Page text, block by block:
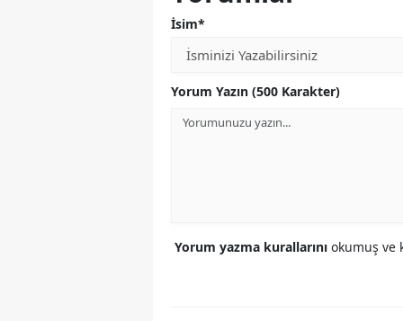
İsim*
Yorum Yazın (500 Karakter)
Yorum yazma kurallarını okumuş ve